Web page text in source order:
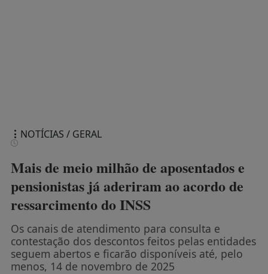
NOTÍCIAS / GERAL
Mais de meio milhão de aposentados e
pensionistas já aderiram ao acordo de
ressarcimento do INSS
Os canais de atendimento para consulta e
contestação dos descontos feitos pelas entidades
seguem abertos e ficarão disponíveis até, pelo
menos, 14 de novembro de 2025